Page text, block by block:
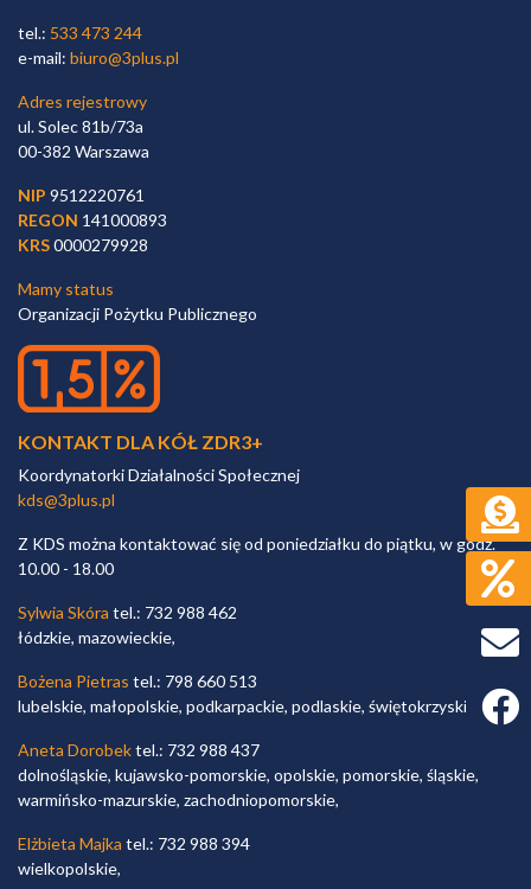
tel.: 533 473 244
e-mail: biuro@3plus.pl
Adres rejestrowy
ul. Solec 81b/73a
00-382 Warszawa
NIP 9512220761
REGON 141000893
KRS0000279928
Mamy status
Organizacji Pożytku Publicznego
KONTAKT DLA KÓŁ ZDR3+
Koordynatorki Działalności Społecznej
kds@3plus.pl
Z KDS można kontaktować się od poniedziałku do piątku, w godz.
10.00 - 18.00
Sylwia Skóra tel.: 732 988 462
łódzkie, mazowieckie,
Bożena Pietras tel.: 798 660 513
lubelskie, małopolskie, podkarpackie, podlaskie, świętokrzyskie,
Aneta Dorobektel.: 732 988 437
dolnośląskie, kujawsko-pomorskie, opolskie, pomorskie, śląskie,
warmińsko-mazurskie, zachodniopomorskie,
Elżbieta Majka tel.: 732 988 394
wielkopolskie,